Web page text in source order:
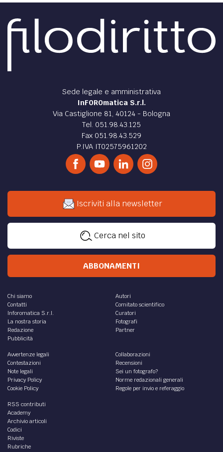
Sede legale e amministrativa
InFOROmatica S.r.l.
Via Castiglione 81, 40124 - Bologna
Tel. 051.98.43.125
Fax 051.98.43.529
P.IVA IT02575961202
Iscriviti alla newsletter
Cerca nel sito
ABBONAMENTI
Chi siamo
Contatti
Inforomatica S.r.l.
La nostra storia
Redazione
Pubblicità
Autori
Comitato scientifico
Curatori
Fotografi
Partner
Avvertenze legali
Contestazioni
Note legali
Privacy Policy
Cookie Policy
Collaborazioni
Recensioni
Sei un fotografo?
Norme redazionali generali
Regole per invio e referaggio
RSS contributi
Academy
Archivio articoli
Codici
Riviste
Rubriche